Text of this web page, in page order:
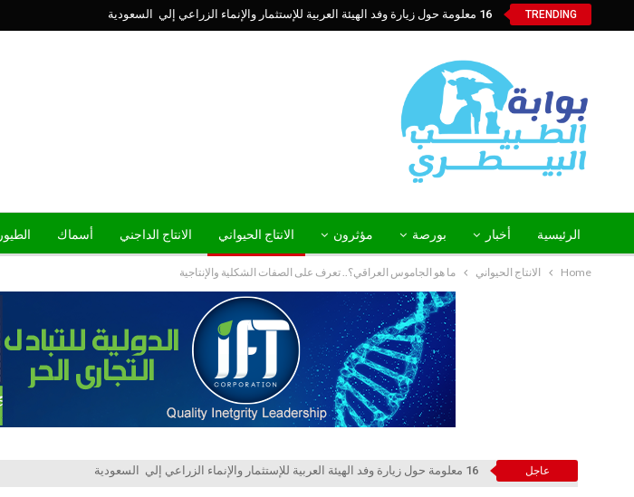
TRENDING 16 معلومة حول زيارة وفد الهيئة العربية للإستثمار والإنماء الزراعي إلي السعودية
الرئيسية أخبار بورصة مؤثرون الانتاج الحيواني الانتاج الداجني أسماك الطيور
Home الانتاج الحيواني ما هو الجاموس العراقي؟.. تعرف على الصفات الشكلية والإنتاجية
عاجل 16 معلومة حول زيارة وفد الهيئة العربية للإستثمار والإنماء الزراعي إلي السعودية